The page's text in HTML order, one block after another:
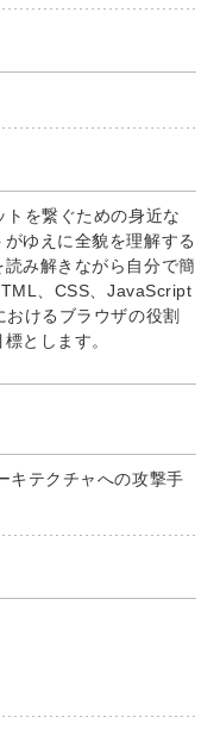
を繋ぐための身近な
ゆえに全貌を理解する
み解きながら自分で簡
、CSS、JavaScript
けるブラウザの役割
とします。
キテクチャへの攻撃手